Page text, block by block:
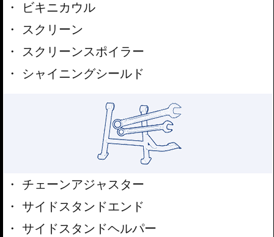
ビキニカウル
スクリーン
スクリーンスポイラー
シャイニングシールド
チェーンアジャスター
サイドスタンドエンド
サイドスタンドヘルパー